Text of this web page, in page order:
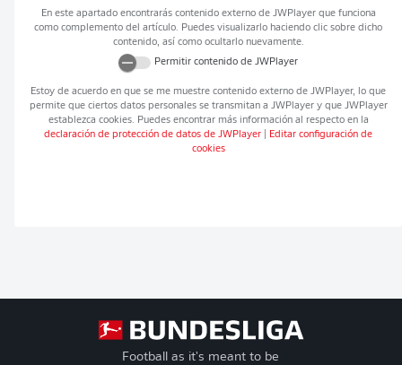
En este apartado encontrarás contenido externo de JWPlayerque funciona
como complemento del artículo. Puedes visualizarlo haciendo clic sobre dicho
contenido, así como ocultarlo nuevamente.
Permitir contenido de JWPlayer
Estoy de acuerdo en que se me muestre contenido externo de JWPlayer, lo que
permite que ciertos datos personales se transmitan a JWPlayery que JWPlayer
establezca cookies. Puedes encontrar más información al respecto en la
declaración de protección de datos de JWPlayer
Editar configuración de
cookies
Football as it's meant to be